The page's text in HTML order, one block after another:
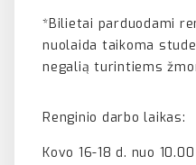
*Bilietai parduodami
nuolaida taikoma
negalią turintiems
Renginio darbo laikas:
Kovo 16-18 d. nuo